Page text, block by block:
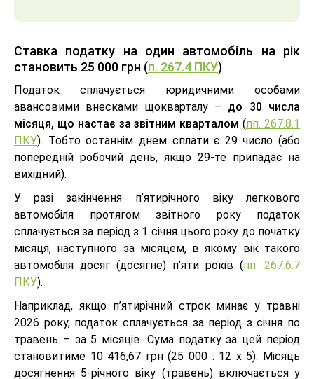
Ставка податку на один автомобіль на рік
становить 25 000 грн (п. 267.4 ПКУ)
Податок сплачується юридичними особами
авансовими внесками щокварталу – до 30 числа
місяця, що настає за звітним кварталом(пп. 267.8.1
ПКУ). Тобто останнім днем сплати є 29 число (або
попередній робочий день, якщо 29-те припадає на
вихідний).
У разі закінчення п’ятирічного віку легкового
автомобіля протягом звітного року податок
сплачується за період з 1 січня цього року до початку
місяця, наступного за місяцем, в якому вік такого
автомобіля досяг (досягне) п’яти років (пп. 267.6.7
ПКУ).
Наприклад, якщо п’ятирічний строк минає у травні
2026 року, податок сплачується за період з січня по
травень – за 5 місяців. Сума податку за цей період
становитиме 10 416,67 грн (25 000 : 12 х 5). Місяць
досягнення 5-річного віку (травень) включається у